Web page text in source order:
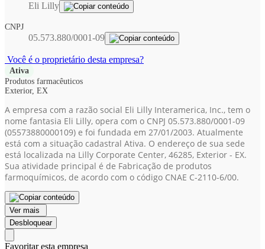
Eli Lilly
CNPJ
05.573.880/0001-09
Você é o proprietário desta empresa?
Ativa
Produtos farmacêuticos
Exterior, EX
A empresa com a razão social Eli Lilly Interamerica, Inc., tem o
nome fantasia Eli Lilly, opera com o CNPJ 05.573.880/0001-09
(05573880000109) e foi fundada em 27/01/2003. Atualmente
está com a situação cadastral Ativa. O endereço de sua sede
está localizada na Lilly Corporate Center, 46285, Exterior - EX.
Sua atividade principal é de Fabricação de produtos
farmoquímicos, de acordo com o código CNAE C-2110-6/00.
Ver mais
Desbloquear
Favoritar esta empresa